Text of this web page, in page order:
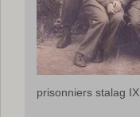
prisonniers stalag IX